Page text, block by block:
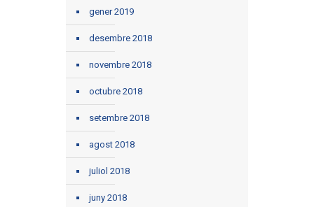
gener 2019
desembre 2018
novembre 2018
octubre 2018
setembre 2018
agost 2018
juliol 2018
juny 2018